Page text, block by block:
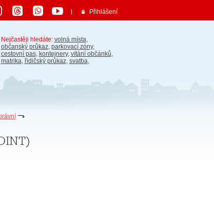
Přihlášení
Nejčastěji hledáte: volná místa,
občanský průkaz, parkovací zóny,
cestovní pas, kontejnery, vítání občánků,
matrika, řidičský průkaz, svatba,